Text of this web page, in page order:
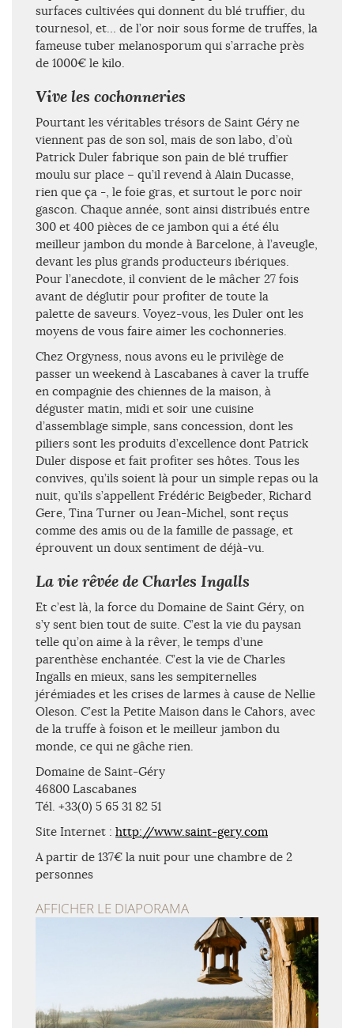
surfaces cultivées qui donnent du blé truffier, du
tournesol, et… de l’or noir sous forme de truffes, la
fameuse tuber melanosporum qui s’arrache près
de 1000€ le kilo.
Vive les cochonneries
Pourtant les véritables trésors de Saint Géry ne
viennent pas de son sol, mais de son labo, d’où
Patrick Duler fabrique son pain de blé truffier
moulu sur place – qu’il revend à Alain Ducasse,
rien que ça -, le foie gras, et surtout le porc noir
gascon. Chaque année, sont ainsi distribués entre
300 et 400 pièces de ce jambon qui a été élu
meilleur jambon du monde à Barcelone, à l’aveugle,
devant les plus grands producteurs ibériques.
Pour l’anecdote, il convient de le mâcher 27 fois
avant de déglutir pour profiter de toute la
palette de saveurs. Voyez-vous, les Duler ont les
moyens de vous faire aimer les cochonneries.
Chez Orgyness, nous avons eu le privilège de
passer un weekend à Lascabanes à caver la truffe
en compagnie des chiennes de la maison, à
déguster matin, midi et soir une cuisine
d’assemblage simple, sans concession, dont les
piliers sont les produits d’excellence dont Patrick
Duler dispose et fait profiter ses hôtes. Tous les
convives, qu’ils soient là pour un simple repas ou la
nuit, qu’ils s’appellent Frédéric Beigbeder, Richard
Gere, Tina Turner ou Jean-Michel, sont reçus
comme des amis ou de la famille de passage, et
éprouvent un doux sentiment de déjà-vu.
La vie rêvée de Charles Ingalls
Et c’est là, la force du Domaine de Saint Géry, on
s’y sent bien tout de suite. C’est la vie du paysan
telle qu’on aime à la rêver, le temps d’une
parenthèse enchantée. C’est la vie de Charles
Ingalls en mieux, sans les sempiternelles
jérémiades et les crises de larmes à cause de Nellie
Oleson. C’est la Petite Maison dans le Cahors, avec
de la truffe à foison et le meilleur jambon du
monde, ce qui ne gâche rien.
Domaine de Saint-Géry
46800 Lascabanes
Tél. +33(0) 5 65 31 82 51
Site Internet : http://www.saint-gery.com
A partir de 137€ la nuit pour une chambre de 2
personnes
AFFICHER LE DIAPORAMA